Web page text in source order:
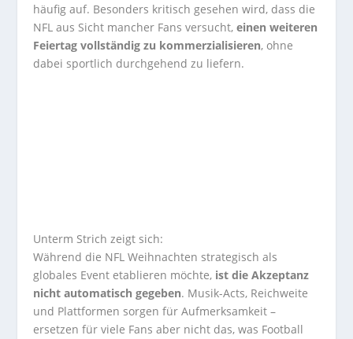
häufig auf. Besonders kritisch gesehen wird, dass die
NFL aus Sicht mancher Fans versucht,einen weiteren
Feiertag vollständig zu kommerzialisieren, ohne
dabei sportlich durchgehend zu liefern.
Unterm Strich zeigt sich:
Während die NFL Weihnachten strategisch als
globales Event etablieren möchte, ist die Akzeptanz
nicht automatisch gegeben. Musik-Acts, Reichweite
und Plattformen sorgen für Aufmerksamkeit –
ersetzen für viele Fans aber nicht das, was Football